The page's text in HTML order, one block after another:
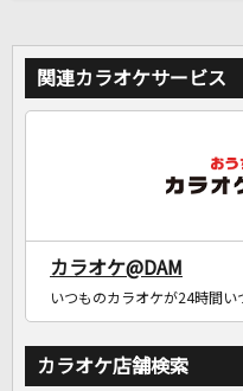
関連カラオケサービス
カラオケ@DAM
いつものカラオケが24時間い
カラオケ店舗検索